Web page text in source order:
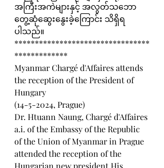
အကြီးအကဲများနှင့် အလွတ်သဘော
တွေ့ဆုံဆွေးနွေးခဲ့ကြောင်း သိရှိရ
ပါသည်။
*********************************
*************
Myanmar Chargé d'Affaires attends
the reception of the President of
Hungary
(14-5-2024, Prague)
Dr. Htuann Naung, Chargé d'Affaires
a.i. of the Embassy of the Republic
of the Union of Myanmar in Prague
attended the reception of the
Hungarian new president His